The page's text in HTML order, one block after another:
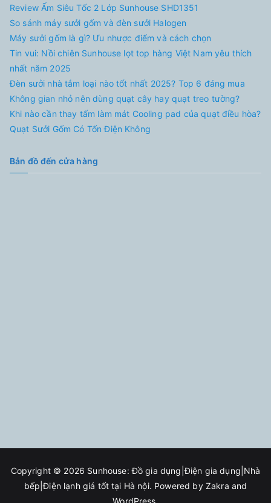
Review Ấm Siêu Tốc 2 Lớp Sunhouse SHD1351
So sánh máy sưởi gốm và đèn sưởi Halogen
Máy sưởi gốm là gì? Ưu nhược điểm và cách chọn
Tin vui: Nồi chiên Sunhouse lọt top hàng Việt Nam yêu thích
nhất năm 2025
Đèn sưởi nhà tắm loại nào tốt nhất 2025? Top 6 đáng mua
Không gian nhỏ nên dùng quạt cây hay quạt treo tường?
Khi nào cần thay tấm làm mát Cooling pad của quạt điều hòa?
Quạt Sưởi Gốm Có Tốn Điện Không
Bản đồ đến cửa hàng
Copyright © 2026 Sunhouse: Đồ gia dụng|Điện gia dụng|Nhà
bếp|Điện lạnh giá tốt tại Hà nội. Powered by Zakra and
WordPress